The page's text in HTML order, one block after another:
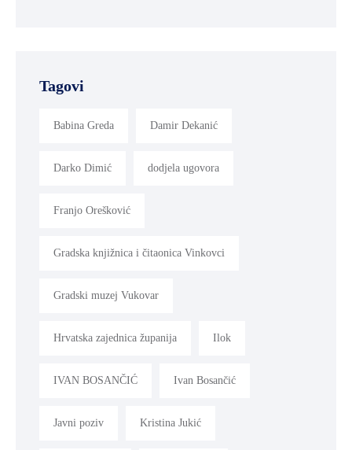
Tagovi
Babina Greda Damir Dekanić
Darko Dimić dodjela ugovora
Franjo Orešković
Gradska knjižnica i čitaonica Vinkovci
Gradski muzej Vukovar
Hrvatska zajednica županija Ilok
IVAN BOSANČIĆ Ivan Bosančić
Javni poziv Kristina Jukić